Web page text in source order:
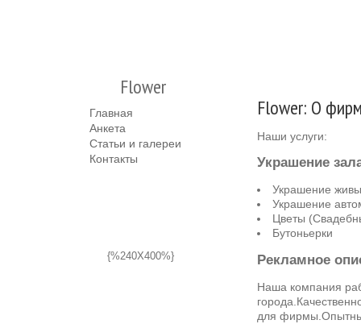
Flower
Главная
Анкета
Статьи и галереи
Контакты
{%240X400%}
Flower: О
Наши услуги:
Украшение
Украшение
Украшение
Цветы
Бутоньерки
Рекламное
Наша компания
для